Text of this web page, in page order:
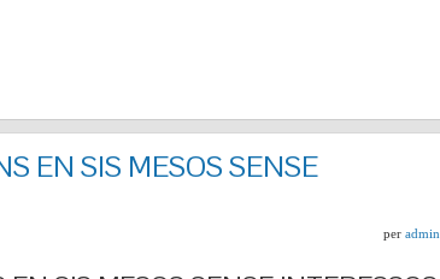
EN SIS MESOS SENSE
per admin